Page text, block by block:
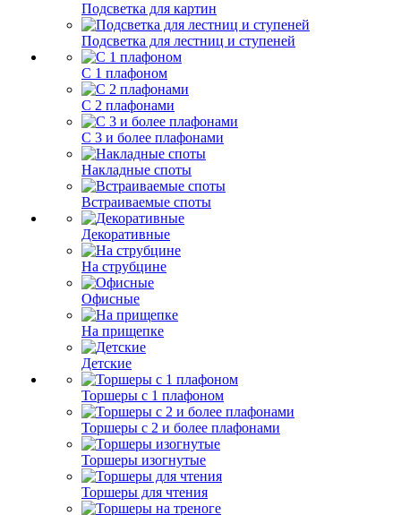
Подсветка для картин
Подсветка для лестниц и ступеней
С 1 плафоном
С 2 плафонами
С 3 и более плафонами
Накладные споты
Встраиваемые споты
Декоративные
На струбцине
Офисные
На прищепке
Детские
Торшеры с 1 плафоном
Торшеры с 2 и более плафонами
Торшеры изогнутые
Торшеры для чтения